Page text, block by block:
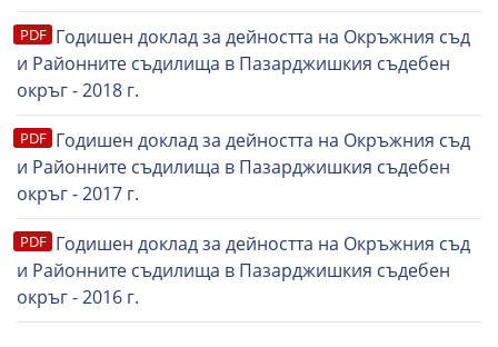
Годишен доклад за дейността на Окръжния съд
и Районните съдилища в Пазарджишкия съдебен
окръг - 2018 г.
Годишен доклад за дейността на Окръжния съд
и Районните съдилища в Пазарджишкия съдебен
окръг - 2017 г.
Годишен доклад за дейността на Окръжния съд
и Районните съдилища в Пазарджишкия съдебен
окръг - 2016 г.